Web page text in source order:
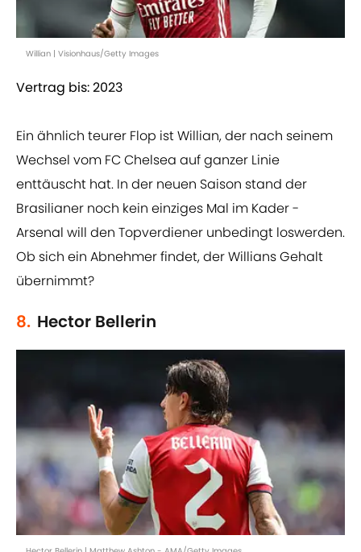
Willian | Visionhaus/Getty Images
Vertrag bis: 2023
Ein ähnlich teurer Flop ist Willian, der nach seinem
Wechsel vom FC Chelsea auf ganzer Linie
enttäuscht hat. In der neuen Saison stand der
Brasilianer noch kein einziges Mal im Kader -
Arsenal will den Topverdiener unbedingt loswerden.
Ob sich ein Abnehmer findet, der Willians Gehalt
übernimmt?
8. Hector Bellerin